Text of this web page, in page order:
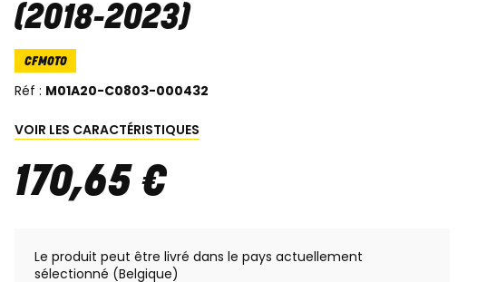
(2018-2023)
CFMOTO
Réf : M01A20-C0803-000432
VOIR LES CARACTÉRISTIQUES
170,65 €
Le produit peut être livré dans le pays actuellement
sélectionné (Belgique)